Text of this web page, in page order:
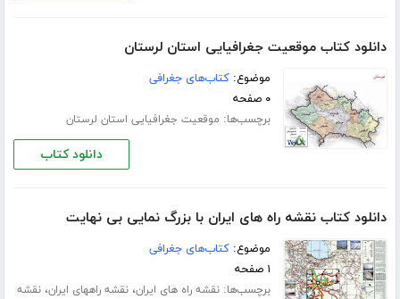
دانلود کتاب موقعیت جغرافیایی استان لرستان
موضوع:کتاب‌های جغرافی
۰ صفحه
برچسب‌ها: موقعیت جغرافیایی استان لرستان
دانلود کتاب
دانلود کتاب نقشه راه های ایران با بزرگ نمایی بی نهایت
موضوع:کتاب‌های جغرافی
۱ صفحه
برچسب‌ها:نقشه راه های ایران،نقشه راههای ایران،نقشه